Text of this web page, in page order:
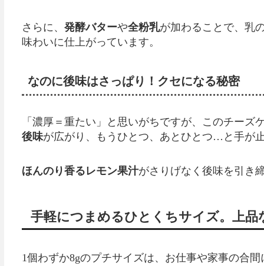
さらに、 発酵バターや全粉乳が加わることで、乳
味わいに仕上がっています。
なのに後味はさっぱり！クセになる秘密
「濃厚＝重たい」と思いがちですが、このチーズ
後味が広がり、もうひとつ、あとひとつ…と手が
ほんのり香るレモン果汁がさりげなく後味を引き
手軽につまめるひとくちサイズ。上
1個わずか8gのプチサイズは、お仕事や家事の合